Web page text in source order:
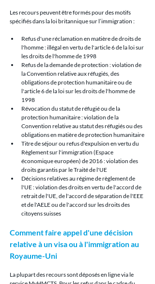
Les recours peuvent être formés pour des motifs
spécifiés dans la loi britannique sur l’immigration :
Refus d'une réclamation en matière de droits de
l'homme : illégal en vertu de l'article 6 de la loi sur
les droits de l'homme de 1998
Refus de la demande de protection : violation de
la Convention relative aux réfugiés, des
obligations de protection humanitaire ou de
l'article 6 de la loi sur les droits de l'homme de
1998
Révocation du statut de réfugié ou de la
protection humanitaire : violation de la
Convention relative au statut des réfugiés ou des
obligations en matière de protection humanitaire
Titre de séjour ou refus d'expulsion en vertu du
Règlement sur l'immigration (Espace
économique européen) de 2016 : violation des
droits garantis par le Traité de l'UE
Décisions relatives au régime de règlement de
l'UE : violation des droits en vertu de l'accord de
retrait de l'UE, de l'accord de séparation de l'EEE
et de l'AELE ou de l'accord sur les droits des
citoyens suisses
Comment faire appel d'une décision
relative à un visa ou à l'immigration au
Royaume-Uni
La plupart des recours sont déposés en ligne via le